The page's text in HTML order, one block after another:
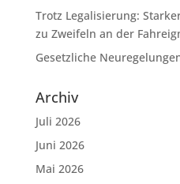
Trotz Legalisierung:
zu Zweifeln an der
Gesetzliche
Archiv
Juli 2026
Juni 2026
Mai 2026